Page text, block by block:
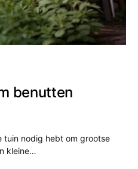
benutten
tuin nodig hebt om grootse
kleine…